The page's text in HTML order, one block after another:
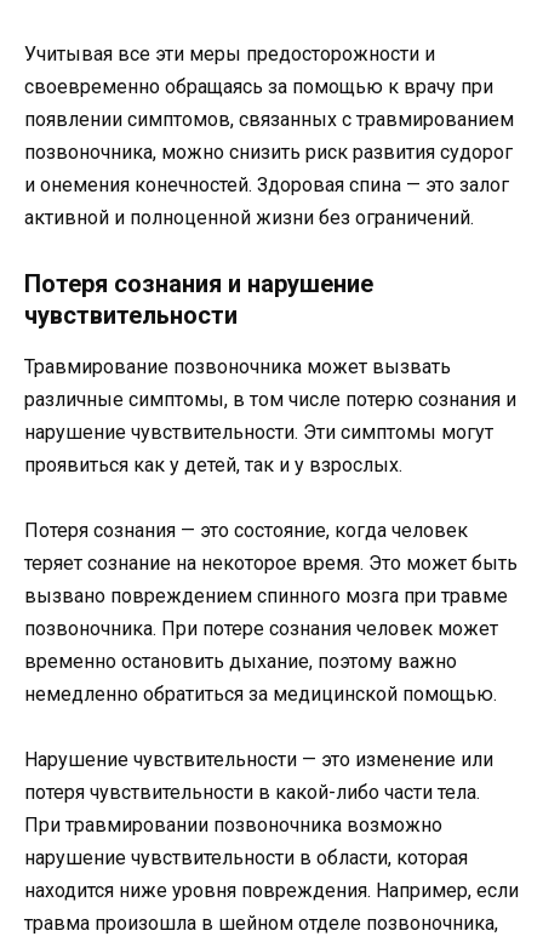
Учитывая все эти меры предосторожности и
своевременно обращаясь за помощью к врачу при
появлении симптомов, связанных с травмированием
позвоночника, можно снизить риск развития судорог
и онемения конечностей. Здоровая спина — это залог
активной и полноценной жизни без ограничений.
Потеря сознания и нарушение
чувствительности
Травмирование позвоночника может вызвать
различные симптомы, в том числе потерю сознания и
нарушение чувствительности. Эти симптомы могут
проявиться как у детей, так и у взрослых.
Потеря сознания — это состояние, когда человек
теряет сознание на некоторое время. Это может быть
вызвано повреждением спинного мозга при травме
позвоночника. При потере сознания человек может
временно остановить дыхание, поэтому важно
немедленно обратиться за медицинской помощью.
Нарушение чувствительности — это изменение или
потеря чувствительности в какой-либо части тела.
При травмировании позвоночника возможно
нарушение чувствительности в области, которая
находится ниже уровня повреждения. Например, если
травма произошла в шейном отделе позвоночника,